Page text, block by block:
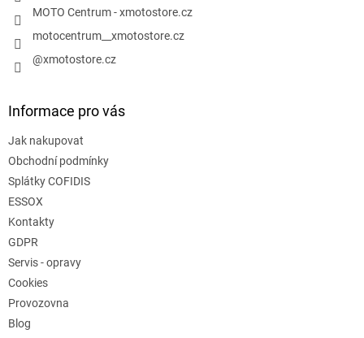
MOTO Centrum - xmotostore.cz
motocentrum__xmotostore.cz
@xmotostore.cz
Informace pro vás
Jak nakupovat
Obchodní podmínky
Splátky COFIDIS
ESSOX
Kontakty
GDPR
Servis - opravy
Cookies
Provozovna
Blog